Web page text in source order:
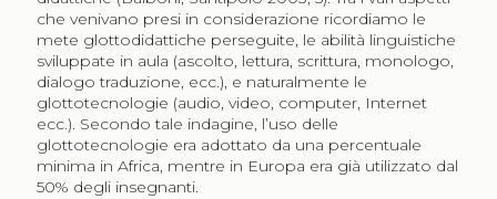
che venivano presi in considerazione ricordiamo le
mete glottodidattiche perseguite, le abilità linguistiche
sviluppate in aula (ascolto, lettura, scrittura, monologo,
dialogo traduzione, ecc.), e naturalmente le
glottotecnologie (audio, video, computer, Internet
ecc.). Secondo tale indagine, l’uso delle
glottotecnologie era adottato da una percentuale
minima in Africa, mentre in Europa era già utilizzato dal
50% degli insegnanti.